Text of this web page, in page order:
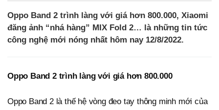
Oppo Band 2 trình làng với giá hơn 800.000, Xiaomi
đăng ảnh “nhá hàng” MIX Fold 2… là những tin tức
công nghệ mới nóng nhất hôm nay 12/8/2022.
Oppo Band 2 trình làng với giá hơn 800.000
Oppo Band 2 là thế hệ vòng đeo tay thông minh mới của